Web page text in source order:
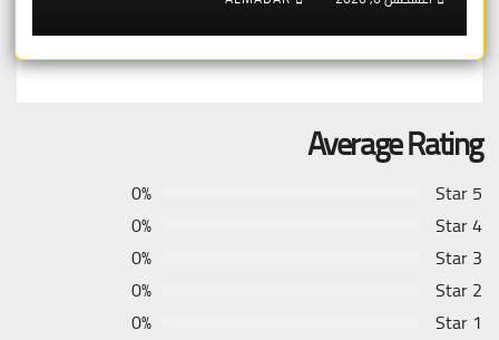
12 يونيو يُعقّد المسار لمن يحمل وضعاً
في دولة EU أخرى
Average Rating
5 Star
0%
4 Star
0%
3 Star
0%
2 Star
0%
1 Star
0%